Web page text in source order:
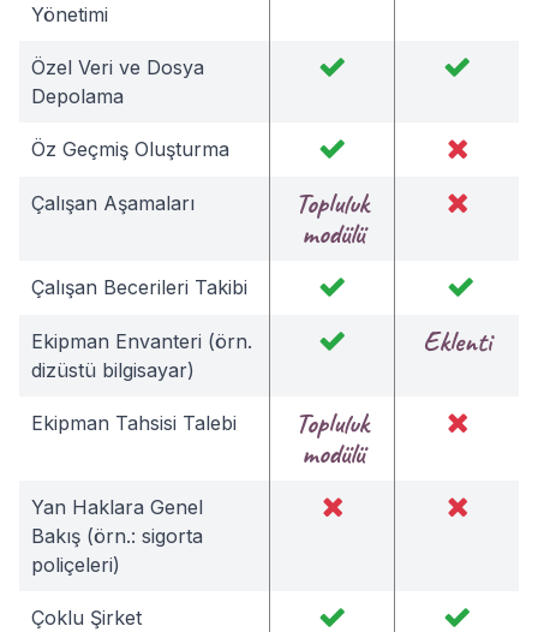
Yönetimi
Özel Veri ve Dosya
Depolama
Öz Geçmiş Oluşturma
Çalışan Aşamaları
Topluluk
modülü
Çalışan Becerileri Takibi
Ekipman Envanteri (örn.
dizüstü bilgisayar)
Eklenti
Ekipman Tahsisi Talebi
Topluluk
modülü
Yan Haklara Genel
Bakış (örn.: sigorta
poliçeleri)
Çoklu Şirket